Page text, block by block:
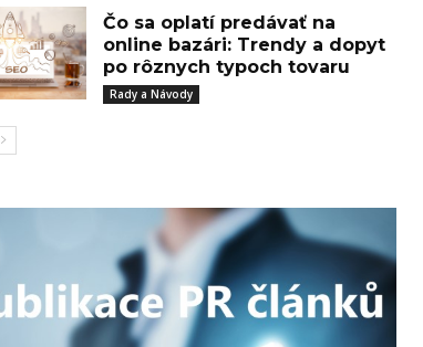
Čo sa oplatí predávať na
online bazári: Trendy a dopyt
po rôznych typoch tovaru
Rady a Návody